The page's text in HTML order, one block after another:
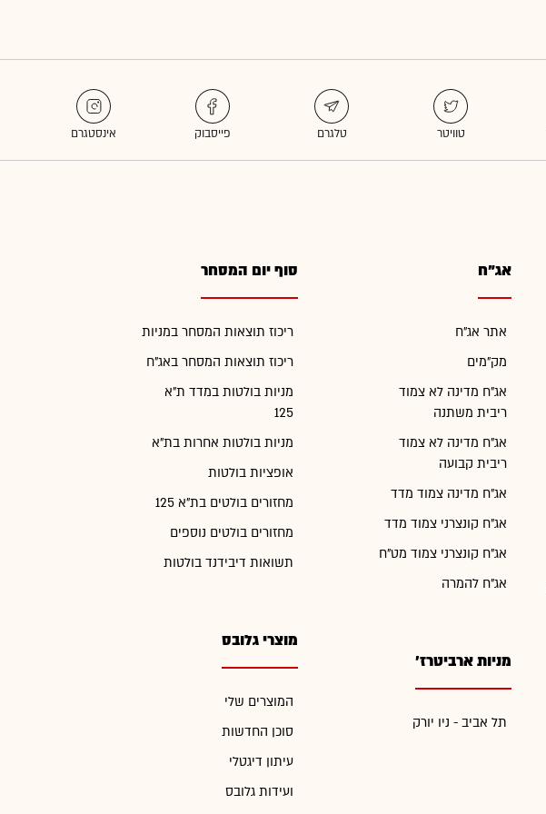
אג"ח
אתר אג"ח
מק"מים
אג"ח מדינה לא צמוד
ריבית משתנה
אג"ח מדינה לא צמוד
ריבית קבועה
אג"ח מדינה צמוד מדד
אג"ח קונצרני צמוד מדד
אג"ח קונצרני צמוד מט"ח
אג"ח להמרה
מניות ארביטרז'
תל אביב - ניו יורק
סוף יום המסחר
ריכוז תוצאות המסחר במניות
ריכוז תוצאות המסחר באג"ח
מניות בולטות במדד ת"א
125
מניות בולטות אחרות בת"א
אופציות בולטות
מחזורים בולטים בת"א 125
מחזורים בולטים נוספים
תשואות דיבידנד בולטות
מוצרי גלובס
המוצרים שלי
סוכן החדשות
עיתון דיגטלי
ועידות גלובס